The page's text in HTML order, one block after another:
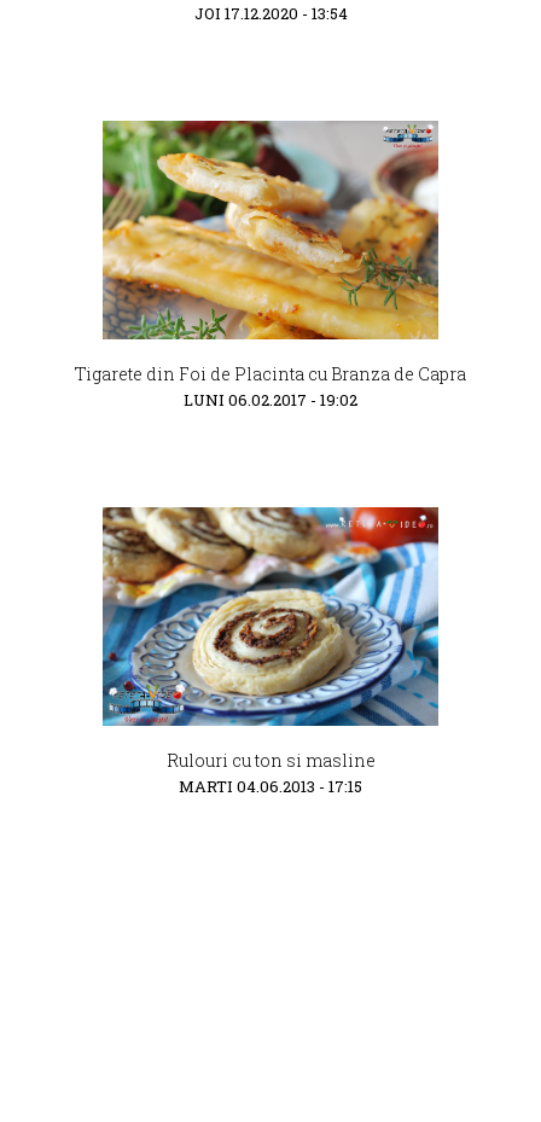
JOI 17.12.2020 - 13:54
Tigarete din Foi de Placinta cu Branza de Capra
LUNI 06.02.2017 - 19:02
Rulouri cu ton si masline
MARTI 04.06.2013 - 17:15